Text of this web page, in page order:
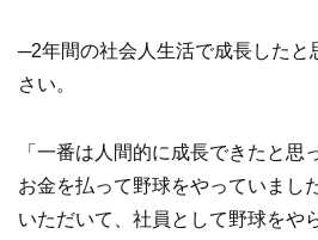
─2年間の社会人生活で成長したと
さい。
「一番は人間的に成長できたと思
お金を払って野球をやっていまし
いただいて、社員として野球をや